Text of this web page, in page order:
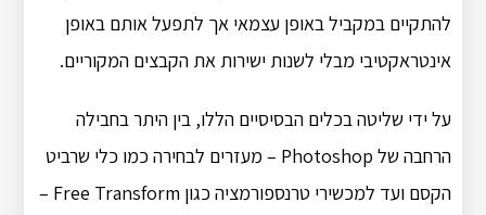
להתקיים במקביל באופן עצמאי אך לתפעל אותם באופן
אינטראקטיבי מבלי לשנות ישירות את הקבצים המקוריים.
על ידי שליטה בכלים הבסיסיים הללו, בין היתר בחבילה
הרחבה של Photoshop – מעזרים לבחירה כמו כלי שרביט
הקסם ועד למכשירי טרנספורמציה כגון Free Transform –